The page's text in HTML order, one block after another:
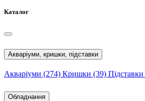
Каталог
Акваріуми, кришки, підставки
Акваріуми (274) Кришки (39) Підставки
Обладнання